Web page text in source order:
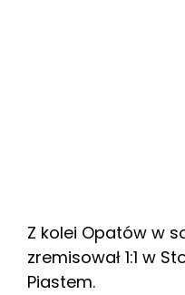
Z kolei Opatów w
zremisował 1:1 w
Piastem.